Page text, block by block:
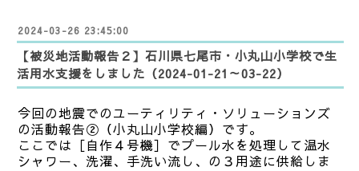
2024-03-26 23:45:00
【被災地活動報告２】石川県七尾市・小丸山小学校で生
活用水支援をしました（2024-01-21～03-22）
今回の地震でのユーティリティ・ソリューションズ
の活動報告②（小丸山小学校編）です。
ここでは［自作４号機］でプール水を処理して温水
シャワー、洗濯、手洗い流し、の３用途に供給しま